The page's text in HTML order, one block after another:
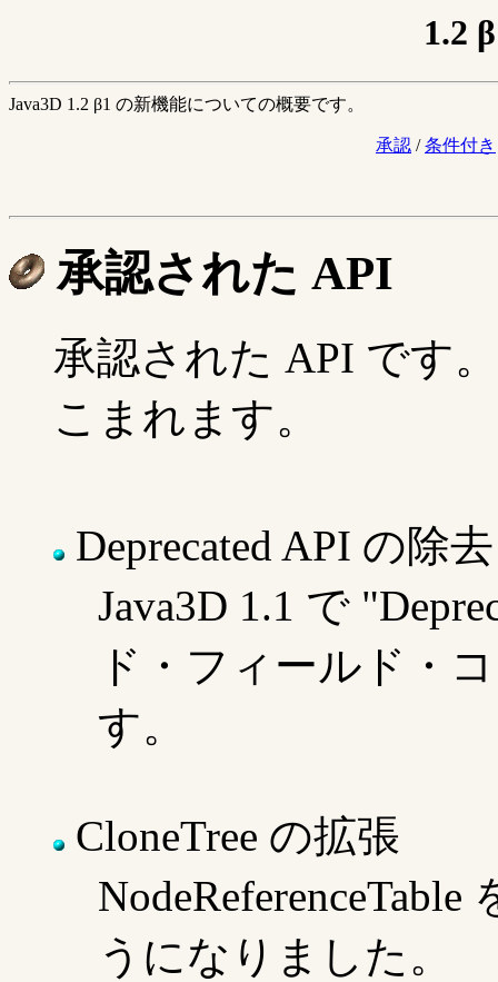
1.2
Java3D 1.2 β1 の新機能についての概要です。
承認 /条件付き
承認された API
承認された API です
こまれます。
Deprecated API の除去
Java3D 1.1 で
ド・フィールド・
す。
CloneTree の拡張
うになりました。